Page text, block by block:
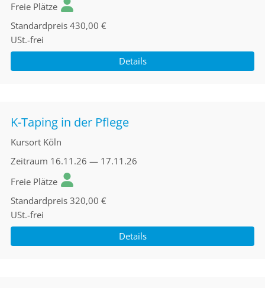
Freie Plätze
Standardpreis 430,00 €
USt.-frei
Details
K-Taping in der Pflege
Kursort Köln
Zeitraum 16.11.26 — 17.11.26
Freie Plätze
Standardpreis 320,00 €
USt.-frei
Details